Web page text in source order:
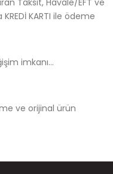
Taksit, Havale/EFT ve
KARTI ile ödeme
imkanı...
ve orijinal ürün